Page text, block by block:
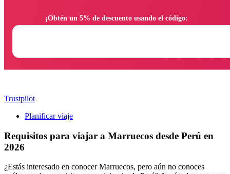
Trustpilot
Planificar viaje
Requisitos para viajar a Marruecos desde Perú en
2026
¿Estás interesado en conocer Marruecos, pero aún no conoces